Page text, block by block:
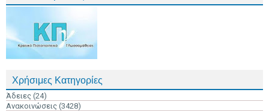
Χρήσιμες Κατηγορίες
Άδειες (24)
Ανακοινώσεις (3428)